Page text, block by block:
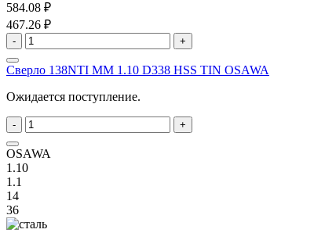
584.08 ₽
467.26 ₽
- +
Сверло 138NTI MM 1.10 D338 HSS TIN OSAWA
Ожидается поступление.
- +
OSAWA
1.10
1.1
14
36